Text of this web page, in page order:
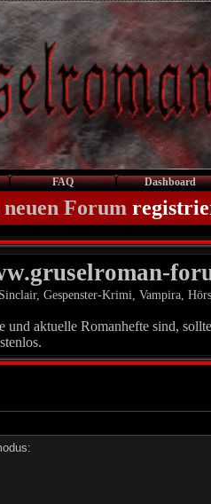
FAQ Dashboard
neuen Forum
Gespenster-Krimi, Vampira,
und aktuelle Romanhefte sind,